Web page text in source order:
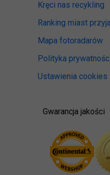
Kręci nas recykling
Ranking miast
Mapa fotoradarów
Polityka
Ustawienia cookies
Gwarancja jakości